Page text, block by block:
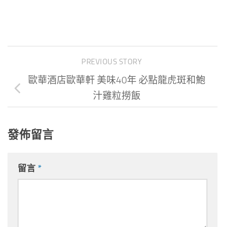
PREVIOUS STORY
歐華酒店歐華軒 美味40年 必點龍虎斑和鮑
汁雞粒撈飯
發佈留言
留言 *